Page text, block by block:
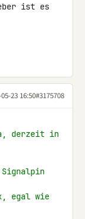
ist es
23 16:50#3175708
derzeit in
egal wie